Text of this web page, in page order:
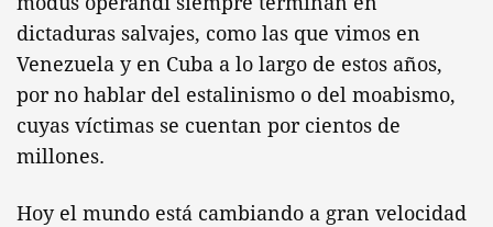
dictaduras salvajes, como las que vimos en
Venezuela y en Cuba a lo largo de estos años,
por no hablar del estalinismo o del moabismo,
cuyas víctimas se cuentan por cientos de
millones.
Hoy el mundo está cambiando a gran velocidad